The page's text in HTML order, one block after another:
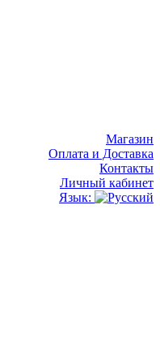
Магазин
Оплата и Доставка
Контакты
Личный кабинет
Язык: